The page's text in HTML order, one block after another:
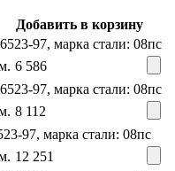
Добавить в корзину
97, марка стали: 08пс
6 586
97, марка стали: 08пс
8 112
97, марка стали: 08пс
12 251